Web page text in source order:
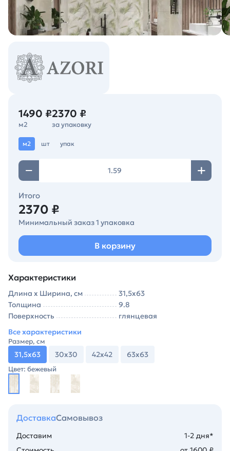
1490 ₽
м2
2370 ₽
за упаковку
м2 шт упак
Итого
2370 ₽
Минимальный заказ 1 упаковка
В корзину
Характеристики
Длина х Ширина, см
31,5х63
Толщина
9.8
Поверхность
глянцевая
Все характеристики
Размер, см
31,5х63 30х30 42х42 63х63
Цвет: бежевый
ДоставкаСамовывоз
Доставим
1-2 дня*